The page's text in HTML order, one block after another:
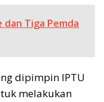
Tiga Pemda
dipimpin IPTU
melakukan